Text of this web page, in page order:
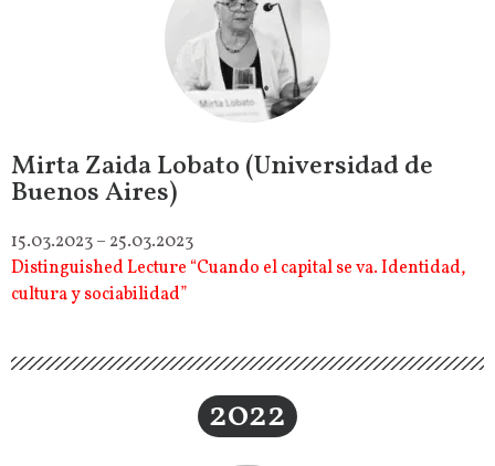
Mirta Zaida Lobato (Universidad de
Buenos Aires)
15.03.2023 – 25.03.2023
Distinguished Lecture “Cuando el capital se va. Identidad,
cultura y sociabilidad”
2022